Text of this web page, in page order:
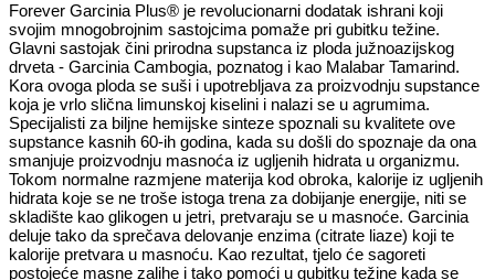
Forever Garcinia Plus® je revolucionarni dodatak ishrani koji
svojim mnogobrojnim sastojcima pomaže pri gubitku težine.
Glavni sastojak čini prirodna supstanca iz ploda južnoazijskog
drveta - Garcinia Cambogia, poznatog i kao Malabar Tamarind.
Kora ovoga ploda se suši i upotrebljava za proizvodnju supstance
koja je vrlo slična limunskoj kiselini i nalazi se u agrumima.
Specijalisti za biljne hemijske sinteze spoznali su kvalitete ove
supstance kasnih 60-ih godina, kada su došli do spoznaje da ona
smanjuje proizvodnju masnoća iz ugljenih hidrata u organizmu.
Tokom normalne razmjene materija kod obroka, kalorije iz ugljenih
hidrata koje se ne troše istoga trena za dobijanje energije, niti se
skladište kao glikogen u jetri, pretvaraju se u masnoće. Garcinia
deluje tako da sprečava delovanje enzima (citrate liaze) koji te
kalorije pretvara u masnoću. Kao rezultat, tjelo će sagoreti
postojeće masne zalihe i tako pomoći u gubitku težine kada se